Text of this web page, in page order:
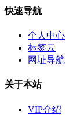
快速导航
个人中心
标签云
网址导航
关于本站
VIP介绍